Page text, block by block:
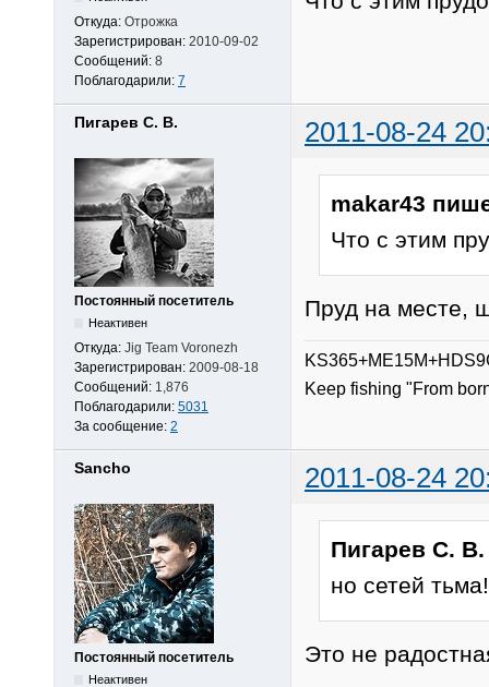
Откуда: Отрожка
Зарегистрирован: 2010-09-02
Сообщений: 8
Поблагодарили: 7
Пигарев С. В. 2011-08-24
Постоянный посетитель
Неактивен
Откуда: Jig Team Voronezh
Зарегистрирован: 2009-08-18
Сообщений: 1,876
Поблагодарили: 5031
За сообщение: 2
makar43
Что с этим
Пруд на месте,
Keep fishing "From
Sancho 2011-08-24
Постоянный посетитель
Неактивен
Пигарев С.
но сетей тьма!
Это не